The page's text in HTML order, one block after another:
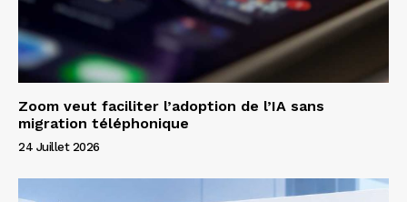
Zoom veut faciliter l’adoption de l’IA sans
migration téléphonique
24 Juillet 2026